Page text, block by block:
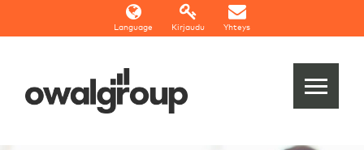
Language Kirjaudu Yhteys